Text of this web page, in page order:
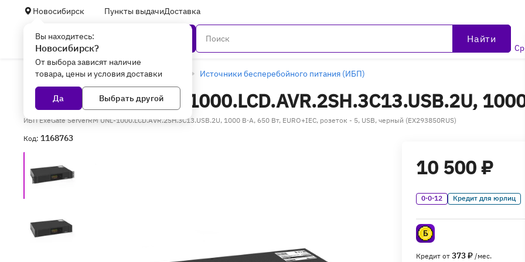
Новосибирск Пункты выдачиДоставка
Вы находитесь:
Новосибирск?
От выбора зависят наличие
товара, цены и условия доставки
Да Выбрать другой
Найти
Главная Периферийное оборудование Источники бесперебойного питания (ИБП)
ИБП ExeGate UNL-1000.LCD.AVR.2SH.3C13.USB.2U,
ИБП ExeGate ServerRM UNL-1000.LCD.AVR.2SH.3C13.USB.2U, 1000 В·А, 650 Вт, EURO+IEC, розеток - 5, USB, черный (EX293850RUS)
Код: 1168763
10 500 ₽
0·0·12 Кредит для юрлиц
Кредит от 373 ₽ /мес.